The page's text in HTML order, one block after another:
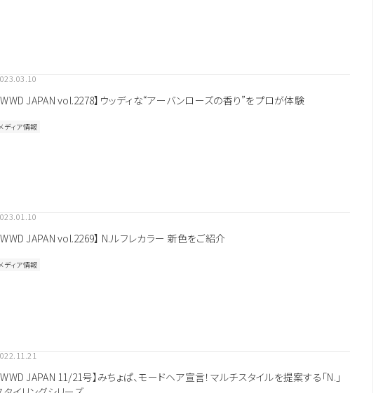
オーガニック植物成分配合
全てのキーワードを見る
WWD JAPAN vol.2278】ウッディな“アーバンローズの香り”をプロが体験
ディア情報
WWD JAPAN vol.2269】 N.ルフレカラー 新色をご紹介
ディア情報
WWD JAPAN 11/21号】みちょぱ、モードヘア宣言！マルチスタイルを提案する「N.」